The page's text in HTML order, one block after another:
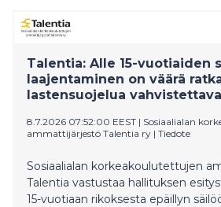
eurooppalaisia jalkapalloliittoja
puolesta, että FIFAn toiminnan
Infantinon ja Yhdysvaltain
läheisten välien vaikutuksesta mm.
suosiviin kurinpitopäätöksiin.
europarlamentaarikkoja vetoaa
olympiakomiteaan, että se ei salli
jatkuessa venäläisten urheilijoiden
tuleviin olympialaisiin.
Talentia: Alle 15-vuotiaiden
laajentaminen on väärä
lastensuojelua vahvistettava
8.7.2026 07:52:00 EEST | Sosiaalialan
ammattijärjestö Talentia ry | Tiedote
Sosiaalialan korkeakoulutettujen
Talentia vastustaa hallituksen
15-vuotiaan rikoksesta epäillyn